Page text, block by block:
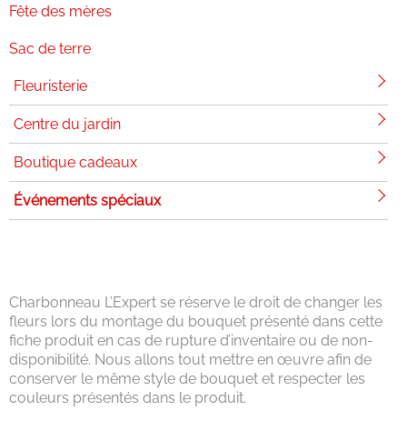
Fête des mères
Sac de terre
Fleuristerie
Centre du jardin
Boutique cadeaux
Événements spéciaux
Charbonneau L’Expert se réserve le droit de changer les
fleurs lors du montage du bouquet présenté dans cette
fiche produit en cas de rupture d’inventaire ou de non-
disponibilité. Nous allons tout mettre en œuvre afin de
conserver le même style de bouquet et respecter les
couleurs présentés dans le produit.